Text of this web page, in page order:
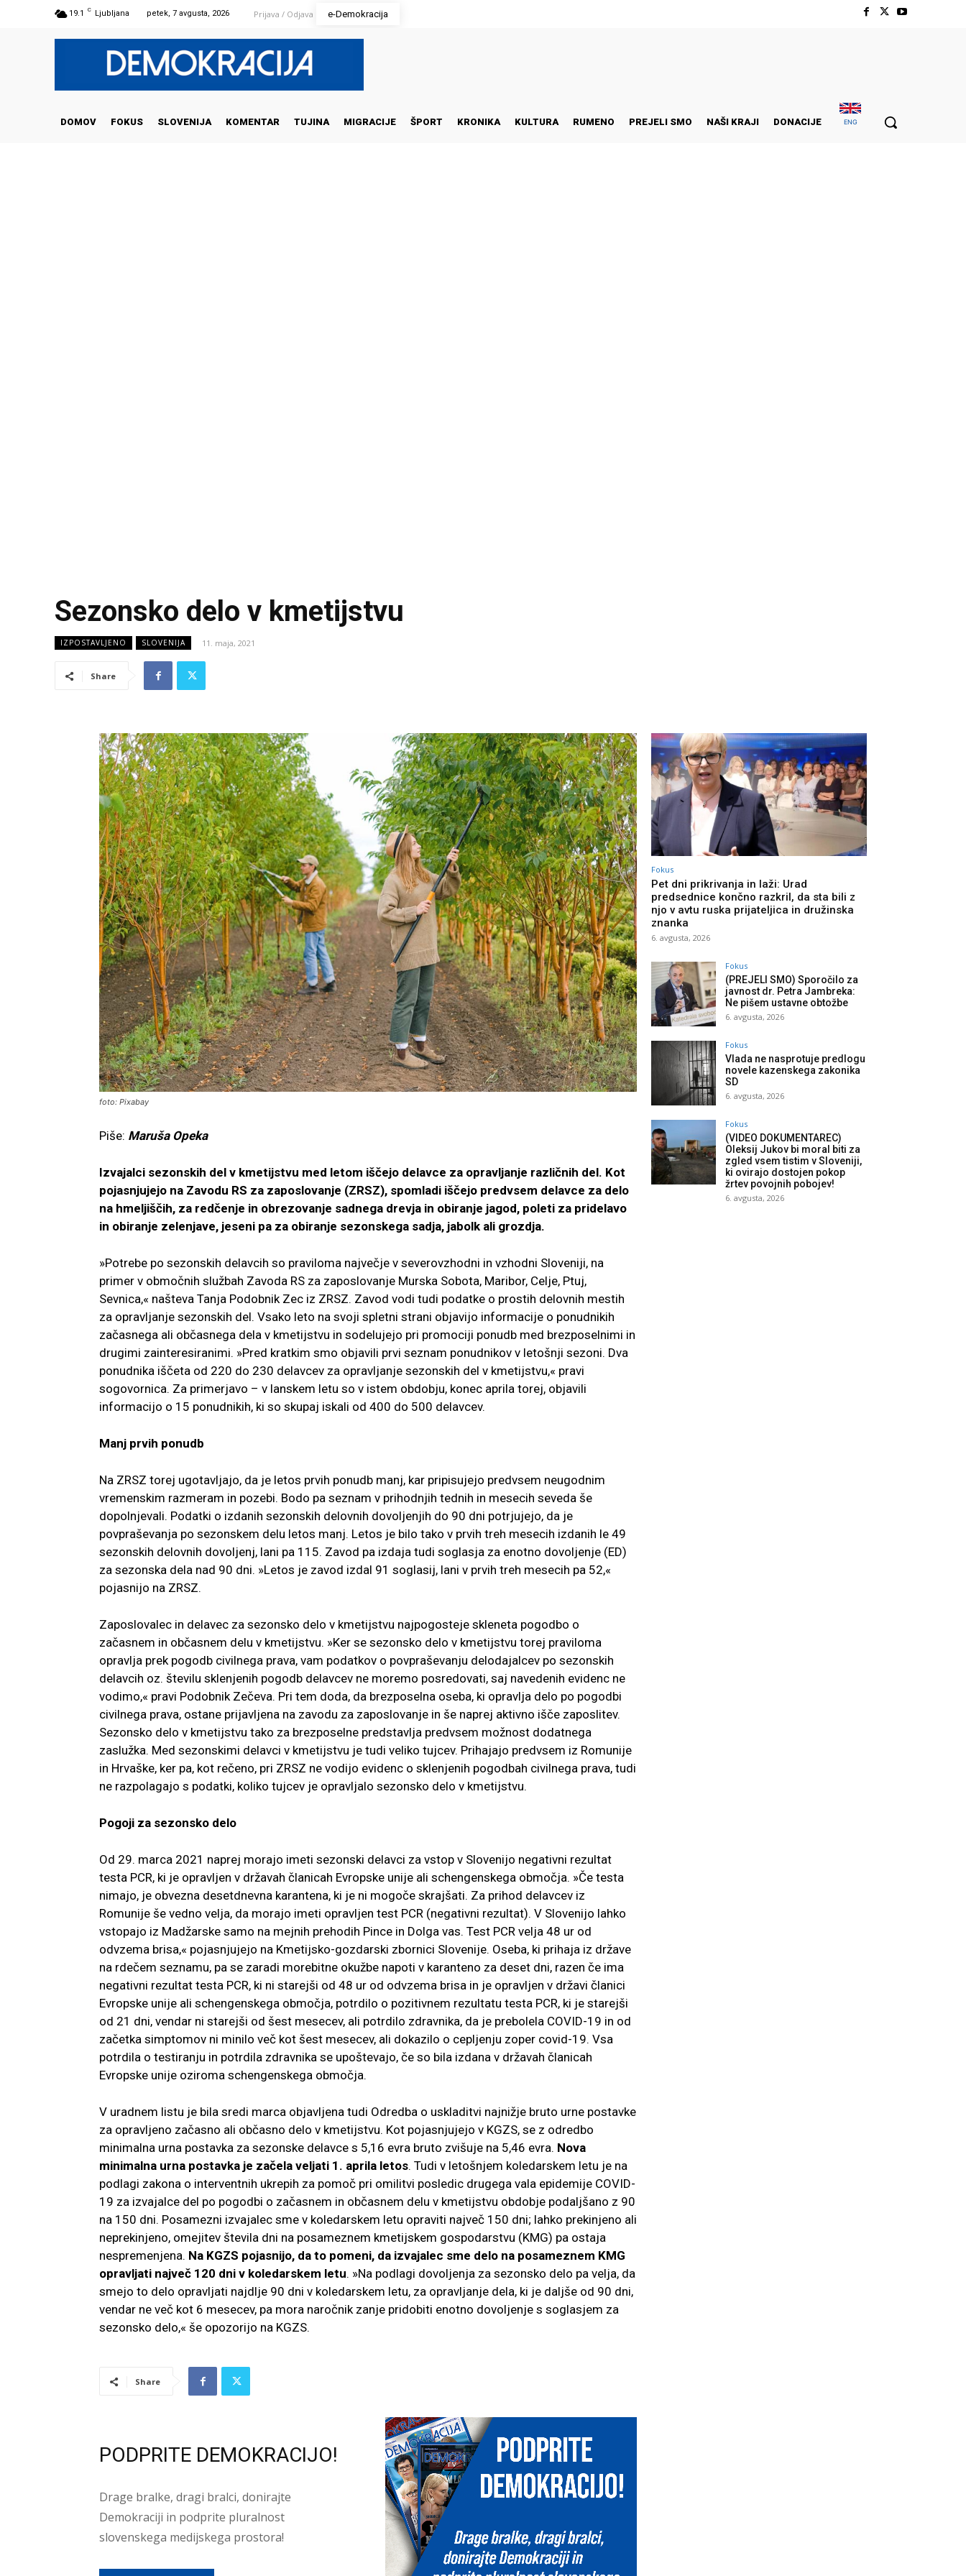
19.1 C Ljubljana petek, 7 avgusta, 2026 Prijava / Odjava e-Demokracija
DOMOV FOKUS SLOVENIJA KOMENTAR TUJINA MIGRACIJE ŠPORT KRONIKA KULTURA RUMENO PREJELI SMO NAŠI KRAJI DONACIJE ENG
Sezonsko delo v kmetijstvu
IZPOSTAVLJENO SLOVENIJA 11. maja, 2021
Share
foto: Pixabay
Piše: Maruša Opeka
Izvajalci sezonskih del v kmetijstvu med letom iščejo delavce za opravljanje različnih del. Kot
pojasnjujejo na Zavodu RS za zaposlovanje (ZRSZ), spomladi iščejo predvsem delavce za delo
na hmeljiščih, za redčenje in obrezovanje sadnega drevja in obiranje jagod, poleti za pridelavo
in obiranje zelenjave, jeseni pa za obiranje sezonskega sadja, jabolk ali grozdja.
»Potrebe po sezonskih delavcih so praviloma največje v severovzhodni in vzhodni Sloveniji, na
primer v območnih službah Zavoda RS za zaposlovanje Murska Sobota, Maribor, Celje, Ptuj,
Sevnica,« našteva Tanja Podobnik Zec iz ZRSZ. Zavod vodi tudi podatke o prostih delovnih mestih
za opravljanje sezonskih del. Vsako leto na svoji spletni strani objavijo informacije o ponudnikih
začasnega ali občasnega dela v kmetijstvu in sodelujejo pri promociji ponudb med brezposelnimi in
drugimi zainteresiranimi. »Pred kratkim smo objavili prvi seznam ponudnikov v letošnji sezoni. Dva
ponudnika iščeta od 220 do 230 delavcev za opravljanje sezonskih del v kmetijstvu,« pravi
sogovornica. Za primerjavo – v lanskem letu so v istem obdobju, konec aprila torej, objavili
informacijo o 15 ponudnikih, ki so skupaj iskali od 400 do 500 delavcev.
Manj prvih ponudb
Na ZRSZ torej ugotavljajo, da je letos prvih ponudb manj, kar pripisujejo predvsem neugodnim
vremenskim razmeram in pozebi. Bodo pa seznam v prihodnjih tednih in mesecih seveda še
dopolnjevali. Podatki o izdanih sezonskih delovnih dovoljenjih do 90 dni potrjujejo, da je
povpraševanja po sezonskem delu letos manj. Letos je bilo tako v prvih treh mesecih izdanih le 49
sezonskih delovnih dovoljenj, lani pa 115. Zavod pa izdaja tudi soglasja za enotno dovoljenje (ED)
za sezonska dela nad 90 dni. »Letos je zavod izdal 91 soglasij, lani v prvih treh mesecih pa 52,«
pojasnijo na ZRSZ.
Zaposlovalec in delavec za sezonsko delo v kmetijstvu najpogosteje skleneta pogodbo o
začasnem in občasnem delu v kmetijstvu. »Ker se sezonsko delo v kmetijstvu torej praviloma
opravlja prek pogodb civilnega prava, vam podatkov o povpraševanju delodajalcev po sezonskih
delavcih oz. številu sklenjenih pogodb delavcev ne moremo posredovati, saj navedenih evidenc ne
vodimo,« pravi Podobnik Zečeva. Pri tem doda, da brezposelna oseba, ki opravlja delo po pogodbi
civilnega prava, ostane prijavljena na zavodu za zaposlovanje in še naprej aktivno išče zaposlitev.
Sezonsko delo v kmetijstvu tako za brezposelne predstavlja predvsem možnost dodatnega
zaslužka. Med sezonskimi delavci v kmetijstvu je tudi veliko tujcev. Prihajajo predvsem iz Romunije
in Hrvaške, ker pa, kot rečeno, pri ZRSZ ne vodijo evidenc o sklenjenih pogodbah civilnega prava, tudi
ne razpolagajo s podatki, koliko tujcev je opravljalo sezonsko delo v kmetijstvu.
Pogoji za sezonsko delo
Od 29. marca 2021 naprej morajo imeti sezonski delavci za vstop v Slovenijo negativni rezultat
testa PCR, ki je opravljen v državah članicah Evropske unije ali schengenskega območja. »Če testa
nimajo, je obvezna desetdnevna karantena, ki je ni mogoče skrajšati. Za prihod delavcev iz
Romunije še vedno velja, da morajo imeti opravljen test PCR (negativni rezultat). V Slovenijo lahko
vstopajo iz Madžarske samo na mejnih prehodih Pince in Dolga vas. Test PCR velja 48 ur od
odvzema brisa,« pojasnjujejo na Kmetijsko-gozdarski zbornici Slovenije. Oseba, ki prihaja iz države
na rdečem seznamu, pa se zaradi morebitne okužbe napoti v karanteno za deset dni, razen če ima
negativni rezultat testa PCR, ki ni starejši od 48 ur od odvzema brisa in je opravljen v državi članici
Evropske unije ali schengenskega območja, potrdilo o pozitivnem rezultatu testa PCR, ki je starejši
od 21 dni, vendar ni starejši od šest mesecev, ali potrdilo zdravnika, da je prebolela COVID-19 in od
začetka simptomov ni minilo več kot šest mesecev, ali dokazilo o cepljenju zoper covid-19. Vsa
potrdila o testiranju in potrdila zdravnika se upoštevajo, če so bila izdana v državah članicah
Evropske unije oziroma schengenskega območja.
V uradnem listu je bila sredi marca objavljena tudi Odredba o uskladitvi najnižje bruto urne postavke
za opravljeno začasno ali občasno delo v kmetijstvu. Kot pojasnjujejo v KGZS, se z odredbo
minimalna urna postavka za sezonske delavce s 5,16 evra bruto zvišuje na 5,46 evra. Nova
minimalna urna postavka je začela veljati 1. aprila letos. Tudi v letošnjem koledarskem letu je na
podlagi zakona o interventnih ukrepih za pomoč pri omilitvi posledic drugega vala epidemije COVID-
19 za izvajalce del po pogodbi o začasnem in občasnem delu v kmetijstvu obdobje podaljšano z 90
na 150 dni. Posamezni izvajalec sme v koledarskem letu opraviti največ 150 dni; lahko prekinjeno ali
neprekinjeno, omejitev števila dni na posameznem kmetijskem gospodarstvu (KMG) pa ostaja
nespremenjena. Na KGZS pojasnijo, da to pomeni, da izvajalec sme delo na posameznem KMG
opravljati največ 120 dni v koledarskem letu. »Na podlagi dovoljenja za sezonsko delo pa velja, da
smejo to delo opravljati najdlje 90 dni v koledarskem letu, za opravljanje dela, ki je daljše od 90 dni,
vendar ne več kot 6 mesecev, pa mora naročnik zanje pridobiti enotno dovoljenje s soglasjem za
sezonsko delo,« še opozorijo na KGZS.
Share
PODPRITE DEMOKRACIJO!
Drage bralke, dragi bralci, donirajte
Demokraciji in podprite pluralnost
slovenskega medijskega prostora!
Fokus
Pet dni prikrivanja in laži: Urad
predsednice končno razkril, da sta bili z
njo v avtu ruska prijateljica in družinska
znanka
6. avgusta, 2026
Fokus
(PREJELI SMO) Sporočilo za
javnost dr. Petra Jambreka:
Ne pišem ustavne obtožbe
6. avgusta, 2026
Fokus
Vlada ne nasprotuje predlogu
novele kazenskega zakonika
SD
6. avgusta, 2026
Fokus
(VIDEO DOKUMENTAREC)
Oleksij Jukov bi moral biti za
zgled vsem tistim v Sloveniji,
ki ovirajo dostojen pokop
žrtev povojnih pobojev!
6. avgusta, 2026